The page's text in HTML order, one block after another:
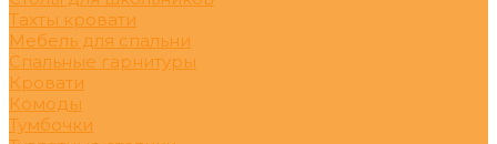
Тахты кровати
Мебель для спальни
Спальные гарнитуры
Кровати
Комоды
Тумбочки